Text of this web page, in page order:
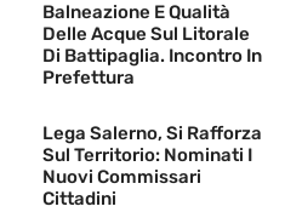
Balneazione E Qualità
Delle Acque Sul Litorale
Di Battipaglia. Incontro In
Prefettura
Lega Salerno, Si Rafforza
Sul Territorio: Nominati I
Nuovi Commissari
Cittadini